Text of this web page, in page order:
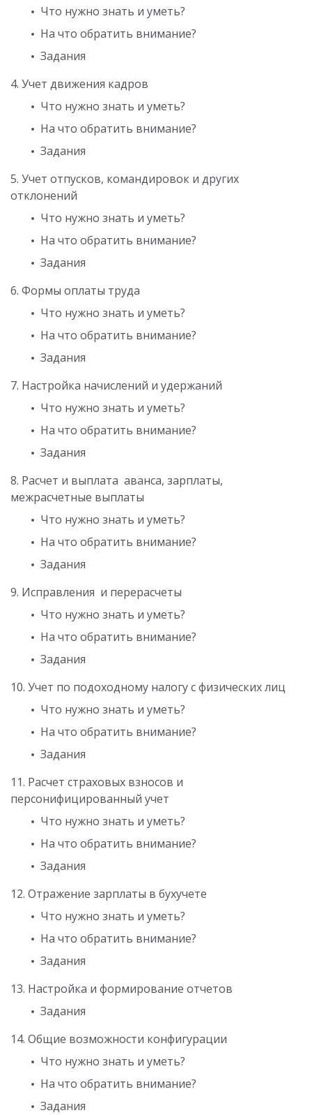
Что нужно знать и уметь?
На что обратить внимание?
Задания
4. Учет движения кадров
Что нужно знать и уметь?
На что обратить внимание?
Задания
5. Учет отпусков, командировок и других
отклонений
Что нужно знать и уметь?
На что обратить внимание?
Задания
6. Формы оплаты труда
Что нужно знать и уметь?
На что обратить внимание?
Задания
7. Настройка начислений и удержаний
Что нужно знать и уметь?
На что обратить внимание?
Задания
8. Расчет и выплата аванса, зарплаты,
межрасчетные выплаты
Что нужно знать и уметь?
На что обратить внимание?
Задания
9. Исправления и перерасчеты
Что нужно знать и уметь?
На что обратить внимание?
Задания
10. Учет по подоходному налогу с физических лиц
Что нужно знать и уметь?
На что обратить внимание?
Задания
11. Расчет страховых взносов и
персонифицированный учет
Что нужно знать и уметь?
На что обратить внимание?
Задания
12. Отражение зарплаты в бухучете
Что нужно знать и уметь?
На что обратить внимание?
Задания
13. Настройка и формирование отчетов
Задания
14. Общие возможности конфигурации
Что нужно знать и уметь?
На что обратить внимание?
Задания